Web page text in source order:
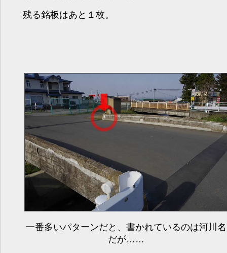
残る銘板はあと１枚。
一番多いパターンだと、書かれているのは河川名
だが……